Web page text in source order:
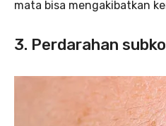
mata bisa mengakibatkan
3. Perdarahan